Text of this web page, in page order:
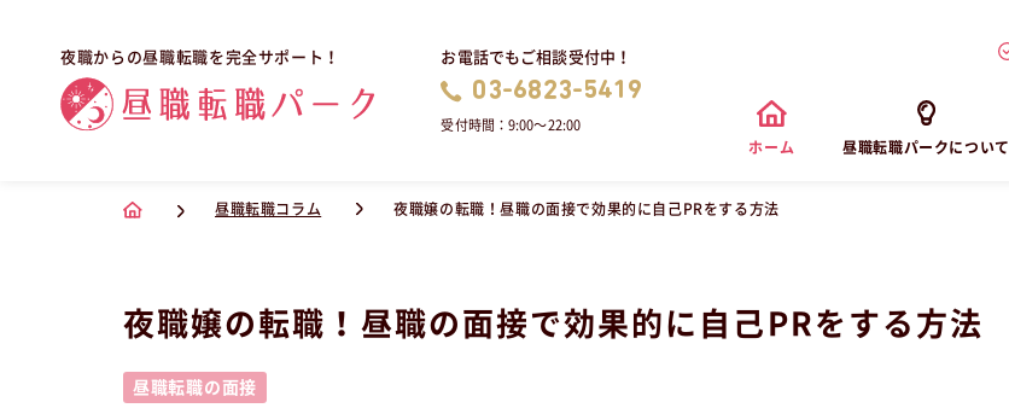
夜職からの昼職転職を完全サポート！ お電話でもご相談受付中！
03-6823-5419
受付時間：9:00〜22:00
ホーム 昼職転職パークについて
昼職転職コラム 夜職嬢の転職！昼職の面接で効果的に自己PRをする方法
夜職嬢の転職！昼職の面接で効果的に自己PRをする方法
昼職転職の面接